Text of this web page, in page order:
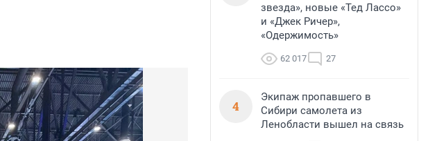
звезда», новые «Тед Лассо»
и «Джек Ричер»,
«Одержимость»
62 017 27
4
Экипаж пропавшего в
Сибири самолета из
Ленобласти вышел на связь